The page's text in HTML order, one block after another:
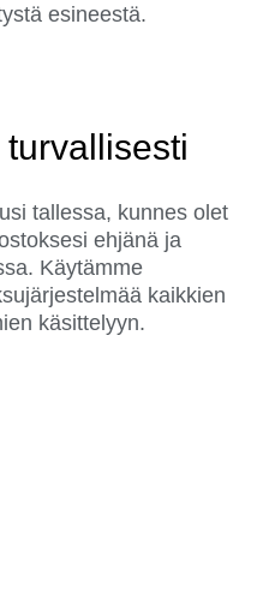
esineestä.
tallessa, kunnes olet
ehjänä ja
Käytämme
kaikkien
käsittelyyn.